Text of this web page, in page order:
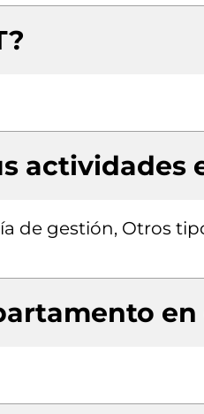
actividades
de gestión, Otros